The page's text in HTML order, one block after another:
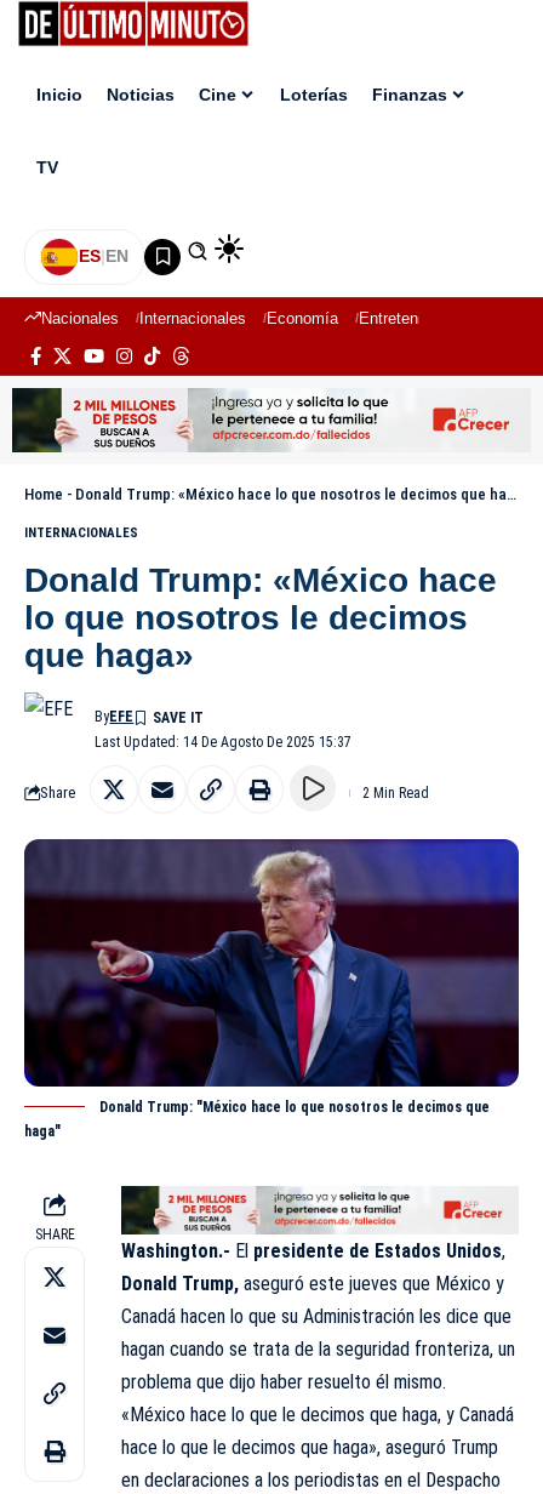
Inicio Noticias Cine Loterías Finanzas
TV
ES|EN
Nacionales Internacionales Economía Entretenimiento
Home - Donald Trump: «México hace lo que nosotros le decimos que haga»
INTERNACIONALES
Donald Trump: «México hace
lo que nosotros le decimos
que haga»
Last Updated: 14 De Agosto De 2025 15:37
ByEFE
Share 2 Min Read
Donald Trump: "México hace lo que nosotros le decimos que
haga"
SHARE
Washington.- El presidente de Estados Unidos,
Donald Trump, aseguró este jueves que México y
Canadá hacen lo que su Administración les dice que
hagan cuando se trata de la seguridad fronteriza, un
problema que dijo haber resuelto él mismo.
«México hace lo que le decimos que haga, y Canadá
hace lo que le decimos que haga», aseguró Trump
en declaraciones a los periodistas en el Despacho